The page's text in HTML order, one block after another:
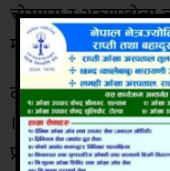
चोरमारा र अरुणखोला
माटो भर्ने र पुल
दाउन्ने पहाडको माटो
। सडक विस्तारका
प्रयोग गरेर काम